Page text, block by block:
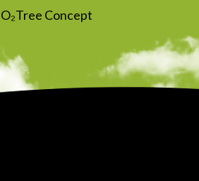
O₂Tree Concept